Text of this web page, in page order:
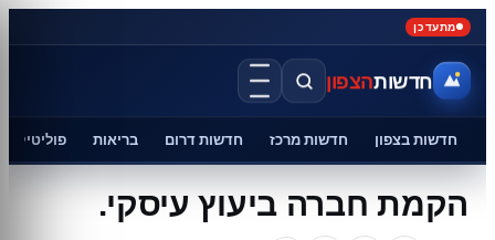
מתעדכן
חדשותהצפון
חדשות בצפון חדשות מרכז חדשות דרום בריאות פוליטיקה
הקמת חברה ביעוץ עיסקי.